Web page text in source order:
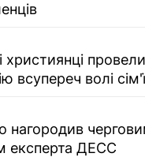
християнці провели
всупереч волі сім'ї
нагородив
експерта ДЕСС